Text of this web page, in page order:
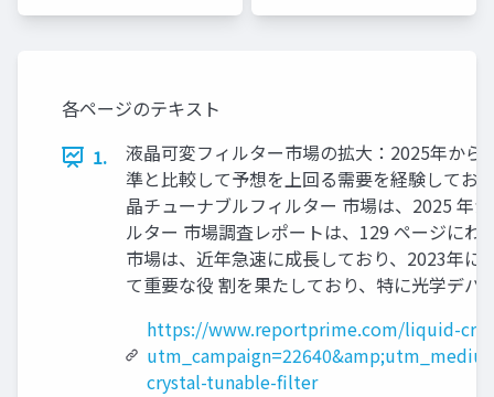
各ページのテキスト
1.
液晶可変フィルター市場の拡大：2025年から
準と比較して予想を上回る需要を経験してお
晶チューナブルフィルター 市場は、2025 年
ルター 市場調査レポートは、129 ページに
市場は、近年急速に成長しており、2023年
て重要な役 割を果たしており、特に光学デ
https://www.reportprime.com/liquid-
crystal-tunable-filter